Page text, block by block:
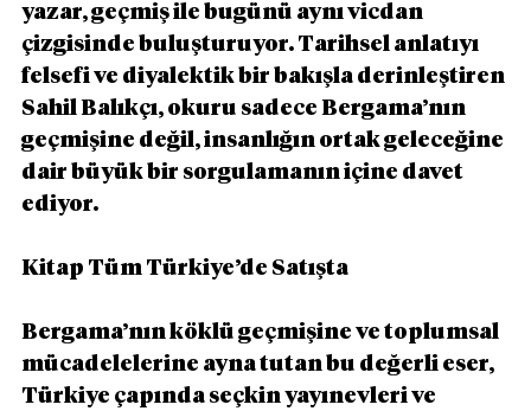
yazar, geçmiş ile bugünü aynı vicdan
çizgisinde buluşturuyor. Tarihsel anlatıyı
felsefi ve diyalektik bir bakışla derinleştiren
Sahil Balıkçı, okuru sadece Bergama’nın
geçmişine değil, insanlığın ortak geleceğine
dair büyük bir sorgulamanın içine davet
ediyor.
Kitap Tüm Türkiye’de Satışta
Bergama’nın köklü geçmişine ve toplumsal
mücadelelerine ayna tutan bu değerli eser,
Türkiye çapında seçkin yayınevleri ve